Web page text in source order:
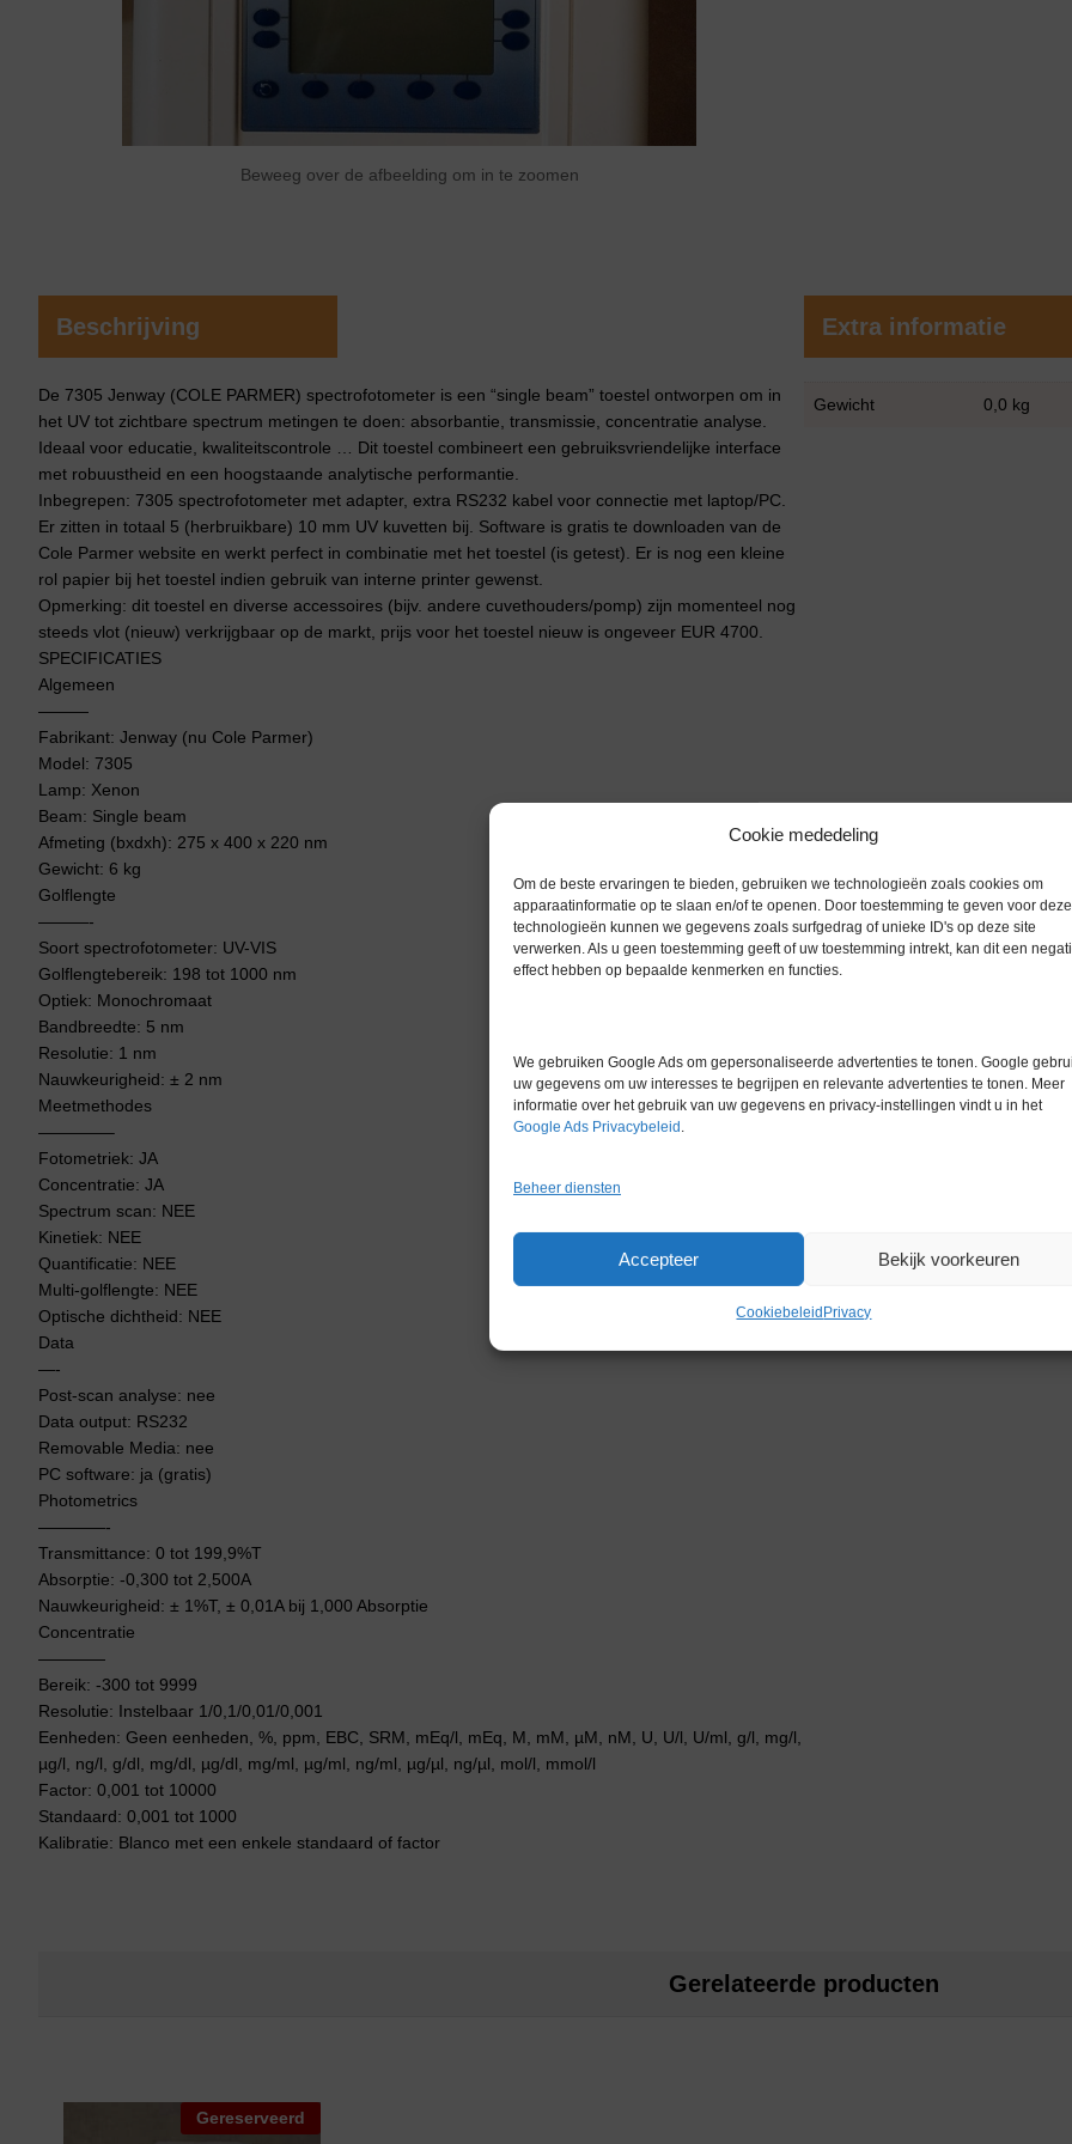
Cookie mededeling
Om de beste ervaringen te bieden, gebruiken we technologieën zoals cookies om
apparaatinformatie op te slaan en/of te openen. Door toestemming te geven voor deze
technologieën kunnen we gegevens zoals surfgedrag of unieke ID's op deze site
verwerken. Als u geen toestemming geeft of uw toestemming intrekt, kan dit een
effect hebben op bepaalde kenmerken en functies.
We gebruiken Google Ads om gepersonaliseerde advertenties te tonen. Google
uw gegevens om uw interesses te begrijpen en relevante advertenties te tonen. Meer
informatie over het gebruik van uw gegevens en privacy-instellingen vindt u in het
Google Ads Privacybeleid
Beheer diensten
Accepteer Bekijk voorkeuren
Cookiebeleid Privacy
Beweeg over de afbeelding om in te zoomen
Beschrijving
De 7305 Jenway (COLE PARMER) spectrofotometer is een “single beam” toestel ontworpen om in
het UV tot zichtbare spectrum metingen te doen: absorbantie, transmissie, concentratie analyse.
Ideaal voor educatie, kwaliteitscontrole … Dit toestel combineert een gebruiksvriendelijke interface
met robuustheid en een hoogstaande analytische performantie.
Inbegrepen: 7305 spectrofotometer met adapter, extra RS232 kabel voor connectie met laptop/PC.
Er zitten in totaal 5 (herbruikbare) 10 mm UV kuvetten bij. Software is gratis te downloaden van de
Cole Parmer website en werkt perfect in combinatie met het toestel (is getest). Er is nog een kleine
rol papier bij het toestel indien gebruik van interne printer gewenst.
Opmerking: dit toestel en diverse accessoires (bijv. andere cuvethouders/pomp) zijn momenteel nog
steeds vlot (nieuw) verkrijgbaar op de markt, prijs voor het toestel nieuw is ongeveer EUR 4700.
SPECIFICATIES
Algemeen
———
Fabrikant: Jenway (nu Cole Parmer)
Model: 7305
Lamp: Xenon
Beam: Single beam
Afmeting (bxdxh): 275 x 400 x 220 nm
Gewicht: 6 kg
Golflengte
———-
Soort spectrofotometer: UV-VIS
Golflengtebereik: 198 tot 1000 nm
Optiek: Monochromaat
Bandbreedte: 5 nm
Resolutie: 1 nm
Nauwkeurigheid: ± 2 nm
Meetmethodes
————–
Fotometriek: JA
Concentratie: JA
Spectrum scan: NEE
Kinetiek: NEE
Quantificatie: NEE
Multi-golflengte: NEE
Optische dichtheid: NEE
Data
—-
Post-scan analyse: nee
Data output: RS232
Removable Media: nee
PC software: ja (gratis)
Photometrics
————-
Transmittance: 0 tot 199,9%T
Absorptie: -0,300 tot 2,500A
Nauwkeurigheid: ± 1%T, ± 0,01A bij 1,000 Absorptie
Concentratie
————
Bereik: -300 tot 9999
Resolutie: Instelbaar 1/0,1/0,01/0,001
Eenheden: Geen eenheden, %, ppm, EBC, SRM, mEq/l, mEq, M, mM, µM, nM, U, U/l, U/ml, g/l, mg/l,
µg/l, ng/l, g/dl, mg/dl, µg/dl, mg/ml, µg/ml, ng/ml, µg/µl, ng/µl, mol/l, mmol/l
Factor: 0,001 tot 10000
Standaard: 0,001 tot 1000
Kalibratie: Blanco met een enkele standaard of factor
Extra informatie
Gewicht 0,0 kg
Gerelateerde producten
Gereserveerd